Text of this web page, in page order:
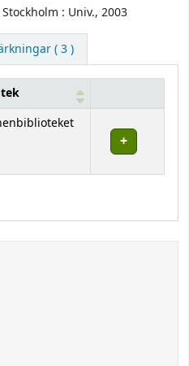
Stockholm : Univ., 2003
( 3 )